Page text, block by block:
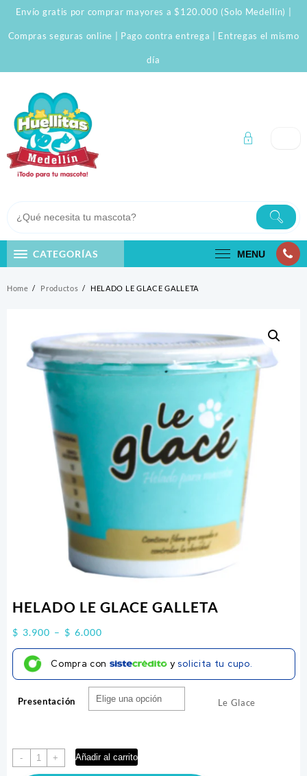
Skip
content
Envío gratis por comprar mayores a $120.000 (Solo Medellín) |
Compras seguras online | Pago contra entrega | Entregas el mismo
día
CATEGORÍAS MENU
Home Productos HELADO LE GLACE GALLETA
HELADO LE GLACE GALLETA
$ 3.900 – $ 6.000Price
range:
$ 3.900
through
$ 6.000
Compra con y solicita tu cupo.
Presentación
-
HELADO
LE
+ Añadir al carrito
Le Glace